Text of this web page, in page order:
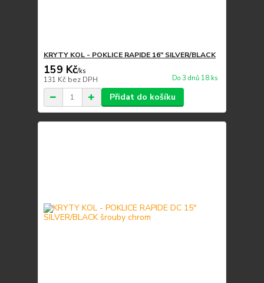
KRYTY KOL - POKLICE RAPIDE 16" SILVER/BLACK
159 Kč/ks
131 Kč bez DPH Do 3 dnů 18 ks
Přidat do košíku